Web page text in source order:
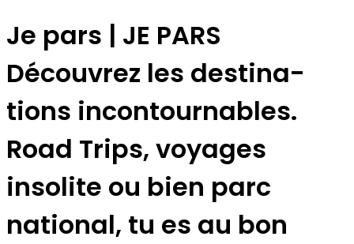
Je pars | JE PARS
Découvrez les destina­
tions in­contournab­les.
Road Trips, voyages
insolite ou bien parc
national, tu es au bon